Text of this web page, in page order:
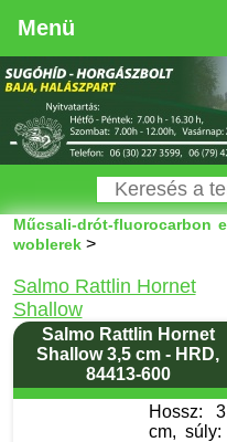
Menü
Műcsali-drót-fluorocarbon
woblerek>
Salmo Rattlin Hornet
Shallow
Salmo Rattlin Hornet
Shallow 3,5 cm - HRD,
84413-600
Hossz:
cm, súly: